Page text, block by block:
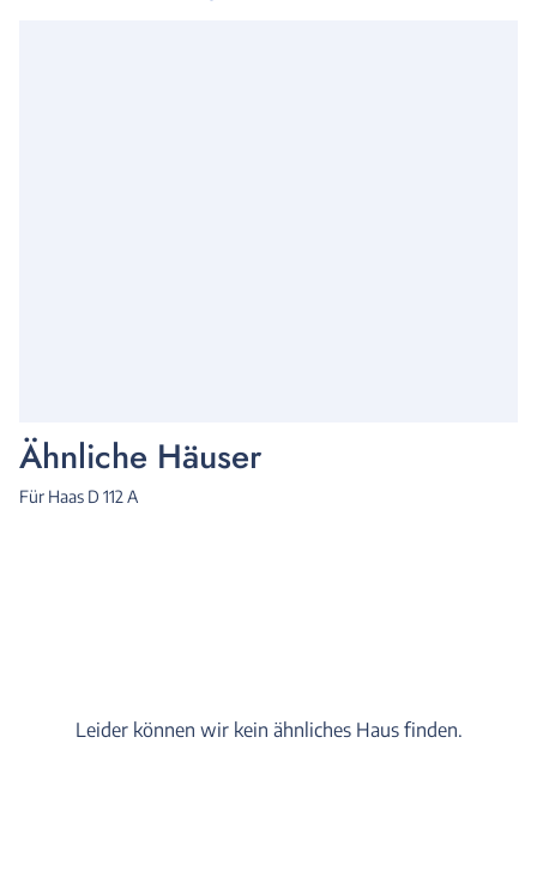
Ähnliche Häuser
Für Haas D 112 A
Leider können wir kein ähnliches Haus finden.